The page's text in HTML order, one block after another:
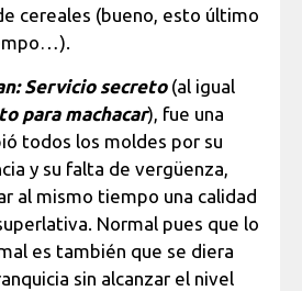
cereales (bueno, esto último
Servicio secreto(al igual
para machacar), fue una
todos los moldes por su
y su falta de vergüenza,
al mismo tiempo una calidad
Normal pues que lo
es también que se diera
sin alcanzar el nivel